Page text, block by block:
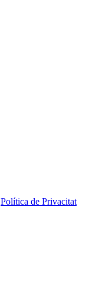
Política de Privacitat